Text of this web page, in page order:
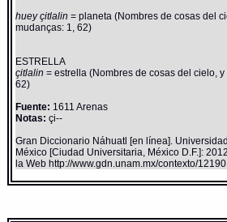
huey çitlalin= planeta (Nombres de cosas del
mudanças: 1, 62)
ESTRELLA
çitlalin= estrella (Nombres de cosas del cielo, y
62)
Fuente: 1611 Arenas
Notas: çi--
Gran Diccionario Náhuatl [en línea].
México [Ciudad Universitaria, México D.F.]:
la Web http://www.gdn.unam.mx/contexto/12190